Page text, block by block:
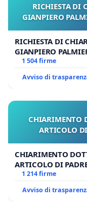
RICHIESTA DI
GIANPIERO
RICHIESTA DI
GIANPIERO
1 504 firme
Avviso di
CHIARIMENTO
ARTICOLO
CHIARIMENTO
ARTICOLO DI
1 214 firme
Avviso di